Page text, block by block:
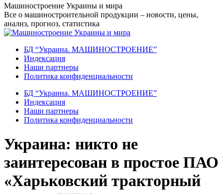
Перейти
к
содержанию
Машиностроение Украины и мира
Все о машиностроительной продукции – новости, цены,
анализ, прогноз, статистика
БД “Украина. МАШИНОСТРОЕНИЕ”
Индекcация
Наши партнеры
Политика конфиденциальности
БД “Украина. МАШИНОСТРОЕНИЕ”
Индекcация
Наши партнеры
Политика конфиденциальности
Украина: никто не
заинтересован в простое ПАО
«Харьковский тракторный